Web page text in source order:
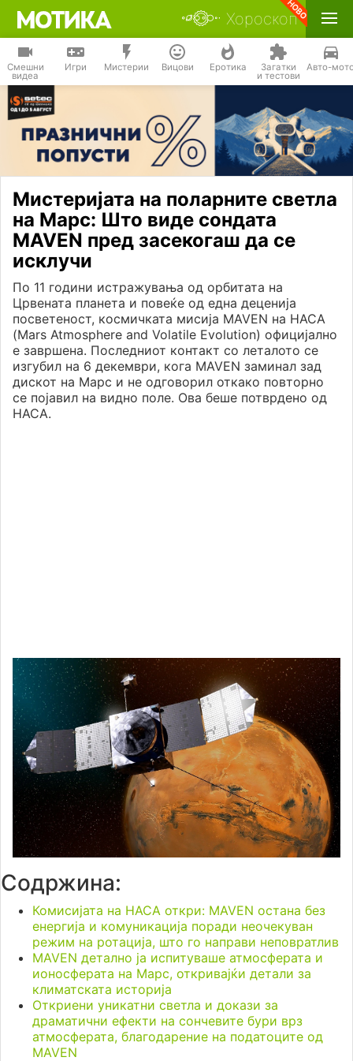
Хороскоп
Смешни
видеа
Игри Мистерии Вицови Еротика Загатки
и тестови
Авто-
Мистеријата на поларните светла
на Марс: Што виде сондата
MAVEN пред засекогаш да се
исклучи
По 11 години истражувања од орбитата на
Црвената планета и повеќе од една деценија
посветеност, космичката мисија MAVEN на НАСА
(Mars Atmosphere and Volatile Evolution) официјално
е завршена. Последниот контакт со леталото се
изгубил на 6 декември, кога MAVEN заминал зад
дискот на Марс и не одговорил откако повторно
се појавил на видно поле. Ова беше потврдено од
НАСА.
Содржина:
Комисијата на НАСА откри: MAVEN остана без
енергија и комуникација поради неочекуван
режим на ротација, што го направи неповратлив
MAVEN детално ја испитуваше атмосферата и
ионосферата на Марс, откривајќи детали за
климатската историја
Откриени уникатни светла и докази за
драматични ефекти на сончевите бури врз
атмосферата, благодарение на податоците од
MAVEN